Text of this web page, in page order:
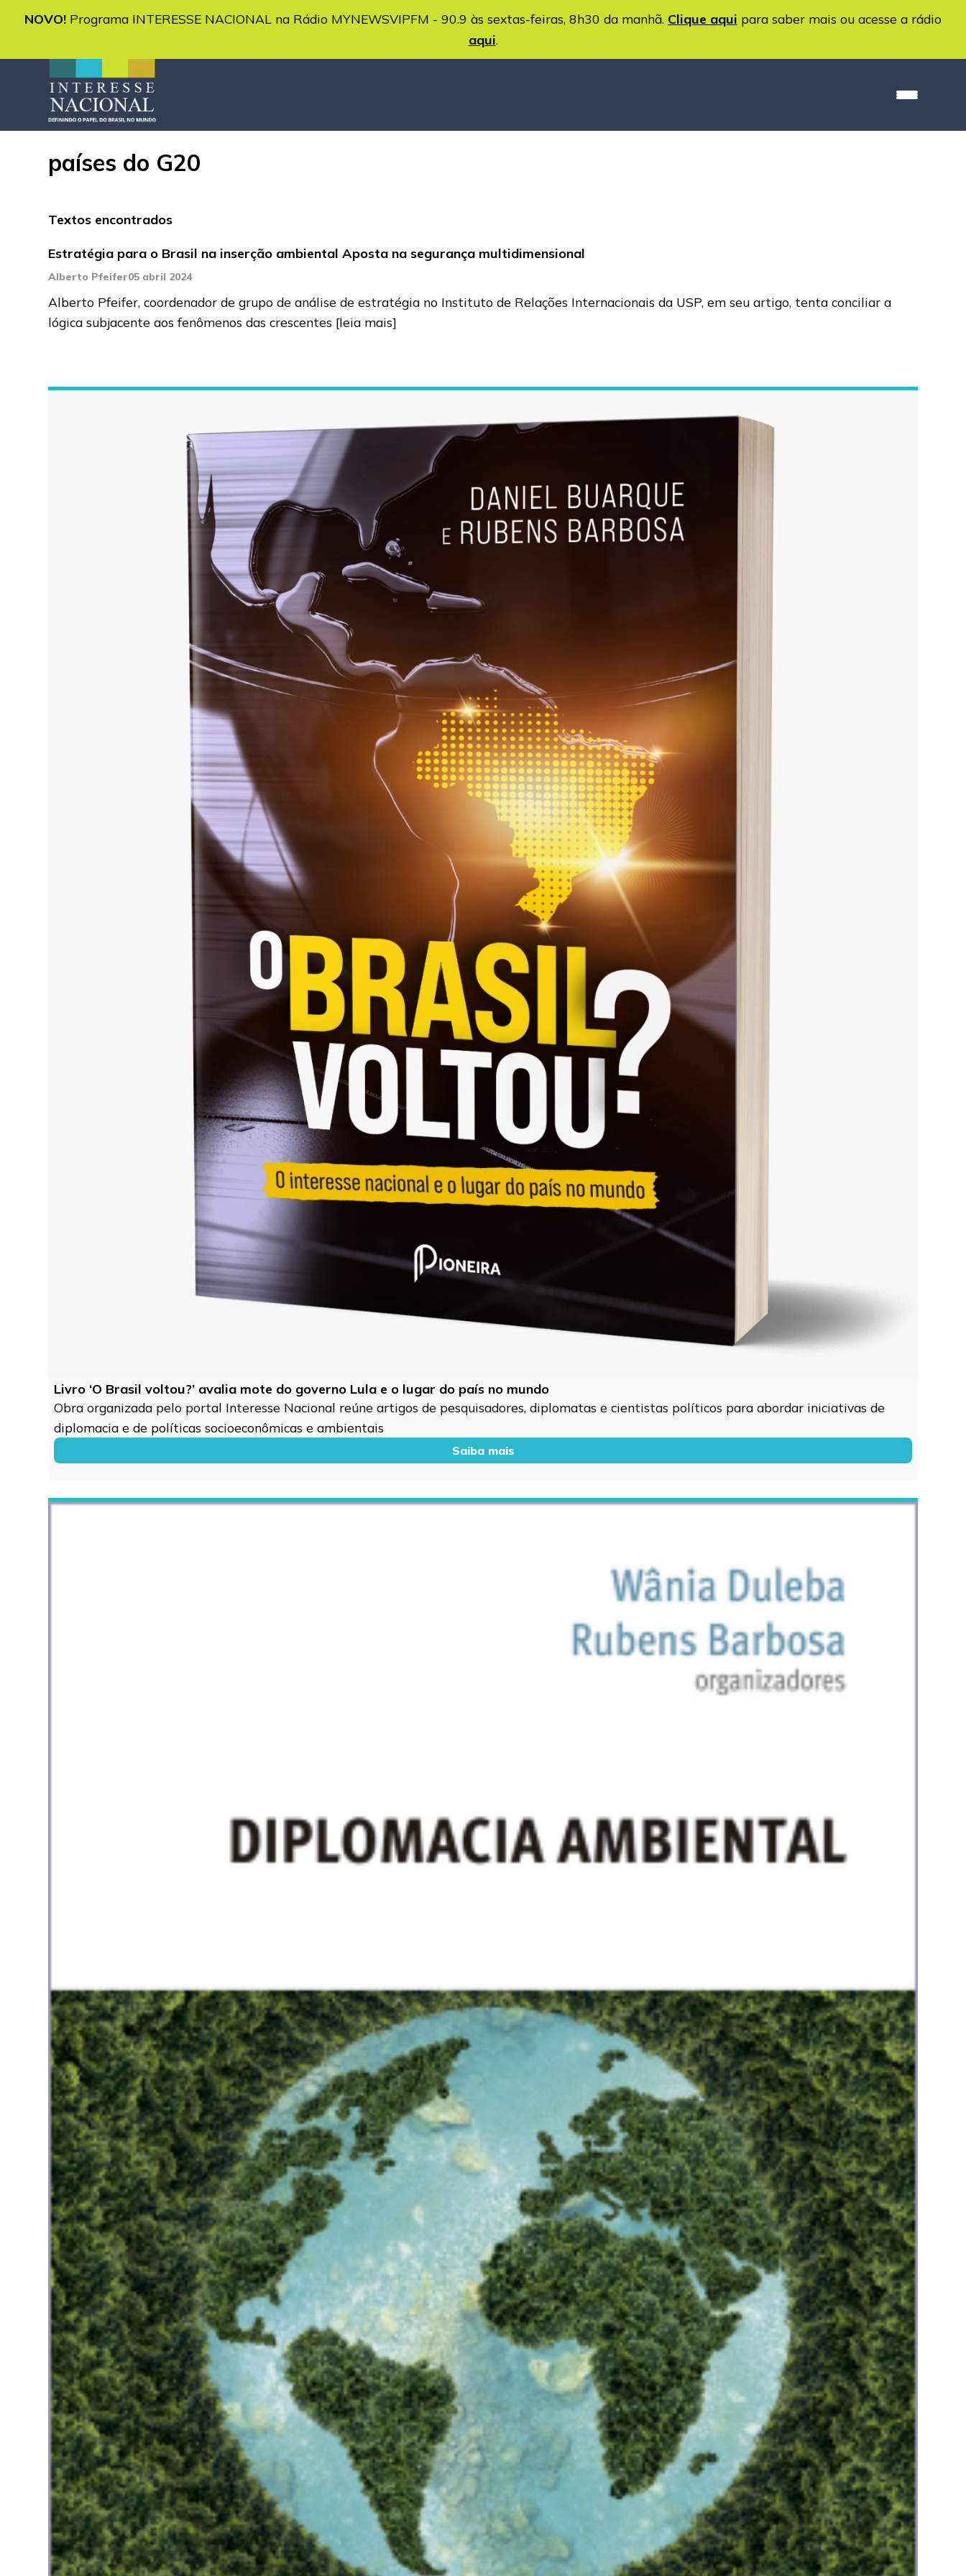
NOVO! Programa INTERESSE NACIONAL na Rádio MYNEWSVIPFM - 90.9 às sextas-feiras, 8h30 da manhã. Clique aqui para saber mais ou acesse a rádio
aqui.
países do G20
Textos encontrados
Estratégia para o Brasil na inserção ambiental Aposta na segurança multidimensional
Alberto Pfeifer05 abril 2024
Alberto Pfeifer, coordenador de grupo de análise de estratégia no Instituto de Relações Internacionais da USP, em seu artigo, tenta conciliar a
lógica subjacente aos fenômenos das crescentes [leia mais]
Livro ‘O Brasil voltou?’ avalia mote do governo Lula e o lugar do país no mundo
Obra organizada pelo portal Interesse Nacional reúne artigos de pesquisadores, diplomatas e cientistas políticos para abordar iniciativas de
diplomacia e de políticas socioeconômicas e ambientais
Saiba mais